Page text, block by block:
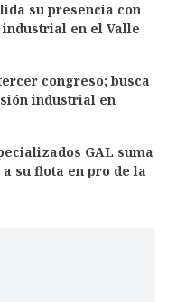
su presencia con
en el Valle
congreso; busca
industrial en
GAL suma
a su flota en pro de la